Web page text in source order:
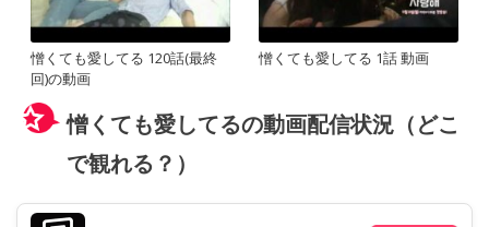
憎くても愛してる 120話(最終
回)の動画
憎くても愛してる 1話 動画
憎くても愛してるの動画配信状況（どこ
で観れる？）